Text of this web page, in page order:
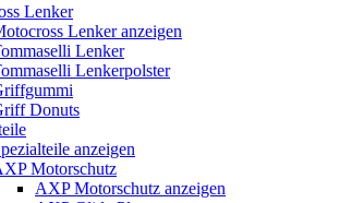
Lenker
Lenker anzeigen
Lenker
Lenkerpolster
Donuts
anzeigen
Motorschutz
AXP Motorschutz anzeigen